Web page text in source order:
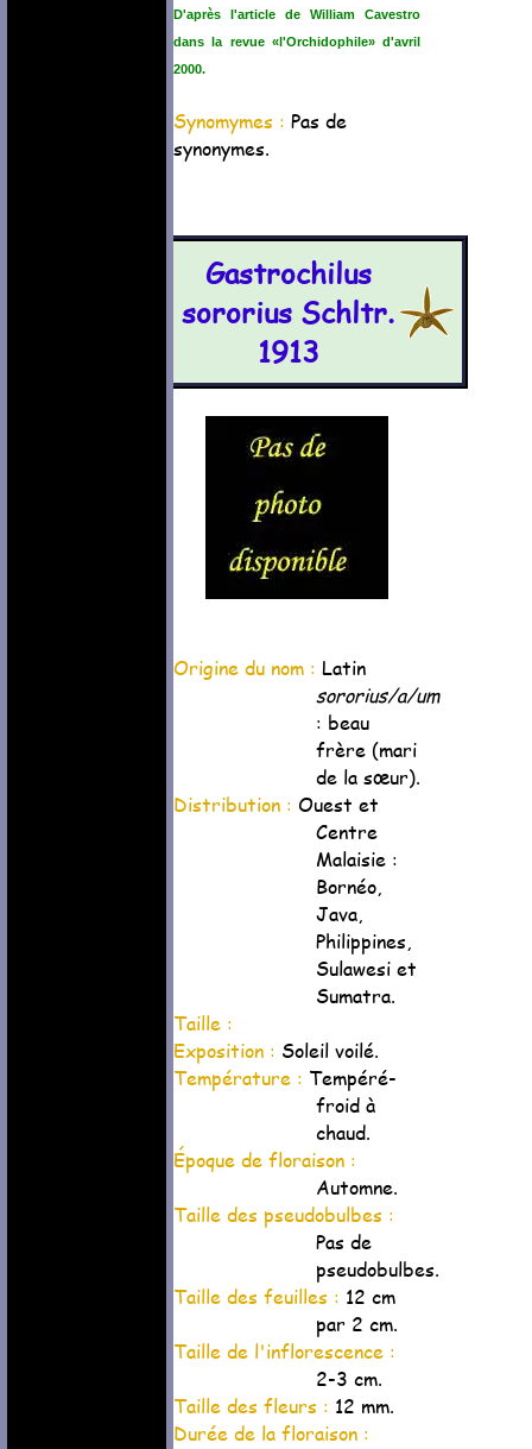
D'après l'article de William Cavestro
dans la revue «l'Orchidophile» d'avril
2000.
Synomymes : Pas de
synonymes.
Gastrochilus
sororius Schltr.
1913
Origine du nom : Latin
sororius/a/um
: beau
frère (mari
de la sœur).
Distribution : Ouest et
Centre
Malaisie :
Bornéo,
Java,
Philippines,
Sulawesi et
Sumatra.
Taille :
Exposition : Soleil voilé.
Température : Tempéré-
froid à
chaud.
Époque de floraison :
Automne.
Taille des pseudobulbes :
Pas de
pseudobulbes.
Taille des feuilles : 12 cm
par 2 cm.
Taille de l'inflorescence :
2-3 cm.
Taille des fleurs : 12 mm.
Durée de la floraison :